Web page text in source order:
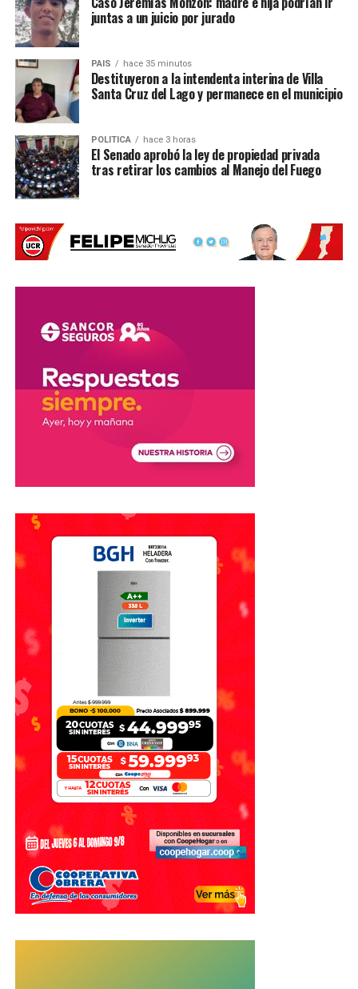
Grupo Gerenciador G4 S.A.
Emergencias Médicas Punilla S.A.
Emergencias Río Cuarto S.R.L.
En estos casos también se había solicitado previamente
la documentación correspondiente, pero las empresas no
respondieron a las intimaciones realizadas por el
organismo.
El listado completo de las 15 entidades
excluidas en 2026
Con las nuevas resoluciones, las empresas excluidas del
Austral Organización Médica Integral S.A.
Carra Salud S.A.
Codime S.A.
Pangea S.A.
Rescate Centro S.A.
Asociación Mutual Integral de Consumos y
Servicios.
Asociación Mutual Bs. As. Staff de Medicina y
IE Emergencias Médicas Bolívar S.A.
Plural Cooperativa de Crédito, Consumo y Vivienda
Ltda. (Pluralcoop).
Asociación Mutual del Personal del Ministerio de
Educación y Justicia de la Nación.
MAPFRE Salud S.A.
Grupo Gerenciador G4 S.A.
Emergencias Médicas Punilla S.A.
Emergencias Río Cuarto S.R.L.
Una parte importante de estas entidades contaba con
inscripción provisoriaen el registro. Esa condición les
permitía operar mientras avanzaban con el trámite de
inscripción definitiva.
De acuerdo con lo informado, al no presentar la
juntas a un juicio por jurado
PAIS hace 35 minutos
Destituyeron a la intendenta interina de Villa
Santa Cruz del Lago y permanece en el municipio
POLITICA hace 3 horas
El Senado aprobó la ley de propiedad privada
tras retirar los cambios al Manejo del Fuego